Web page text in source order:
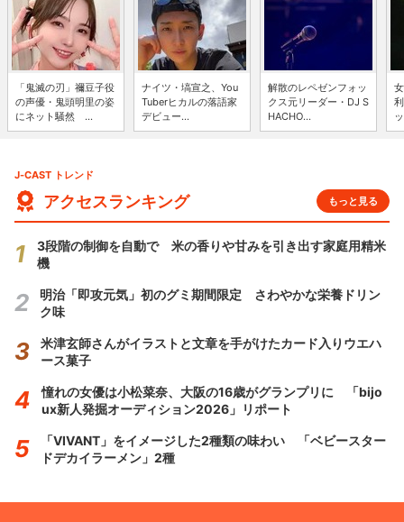
「鬼滅の刃」禰豆子役
の声優・鬼頭明里の姿
にネット騒然 ...
ナイツ・塙宣之、You
Tuberヒカルの落語家
デビュー...
解散のレペゼンフォッ
クス元リーダー・DJ S
HACHO...
J-CAST トレンド
アクセスランキング もっと見る
3段階の制御を自動で 米の香りや甘みを引き出す家庭用精米
機
明治「即攻元気」初のグミ期間限定 さわやかな栄養ドリン
ク味
米津玄師さんがイラストと文章を手がけたカード入りウエハ
ース菓子
憧れの女優は小松菜奈、大阪の16歳がグランプリに 「bijo
ux新人発掘オーディション2026」リポート
「VIVANT」をイメージした2種類の味わい 「ベビースター
ドデカイラーメン」2種